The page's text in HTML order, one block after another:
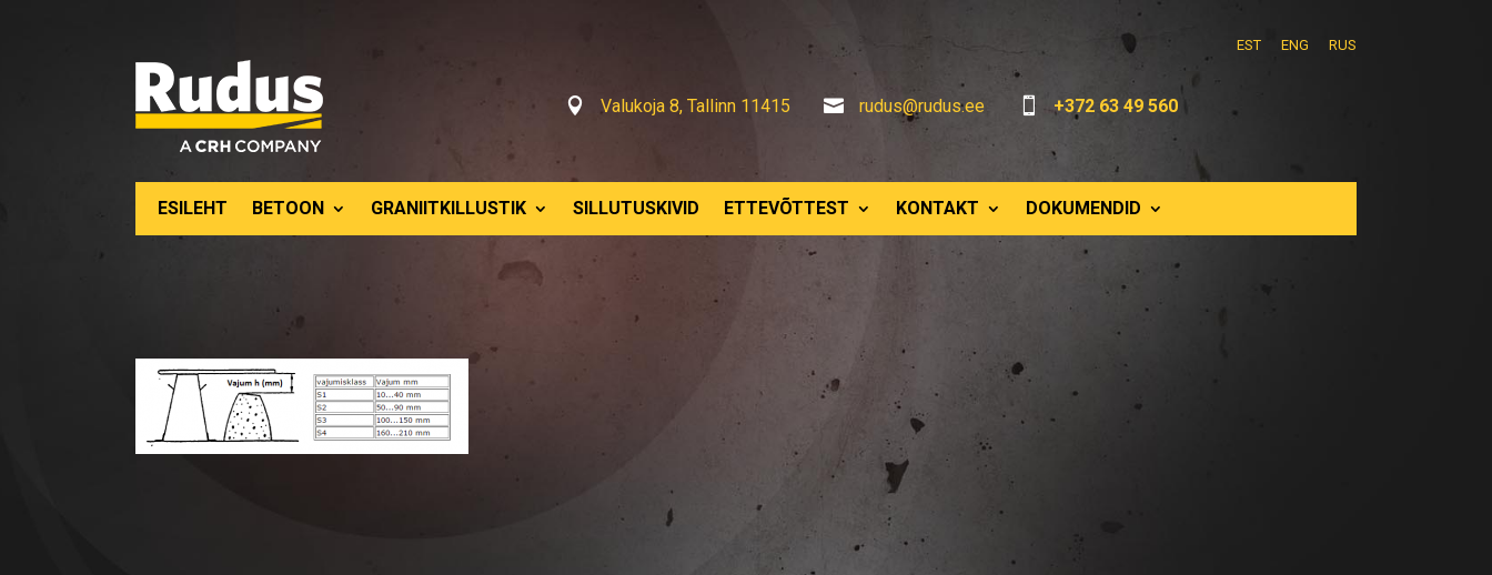
EST ENG RUS
 Valukoja 8, Tallinn 11415  rudus@rudus.ee  +372 63 49 560
ESILEHT BETOON GRANIITKILLUSTIK SILLUTUSKIVID ETTEVÕTTEST KONTAKT DOKUMENDID